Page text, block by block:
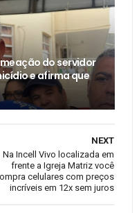
do servidor
e afirma que
NEXT
Na Incell Vivo localizada em
frente a Igreja Matriz você
celulares com preços
incríveis em 12x sem juros